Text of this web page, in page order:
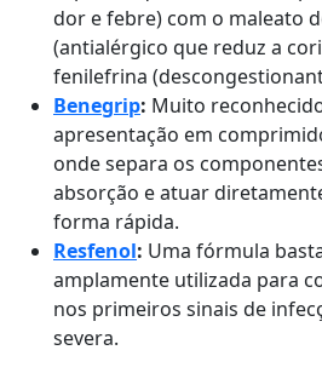
dor e febre) com o maleato
(antialérgico que reduz a
fenilefrina
Benegrip: Muito
apresentação em
onde separa os
absorção e atuar
forma rápida.
Resfenol: Uma fórmula
amplamente utilizada para
nos primeiros sinais de
severa.